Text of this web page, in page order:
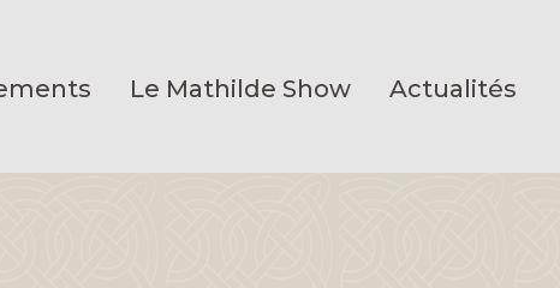
Le Mathilde Show
Actualités